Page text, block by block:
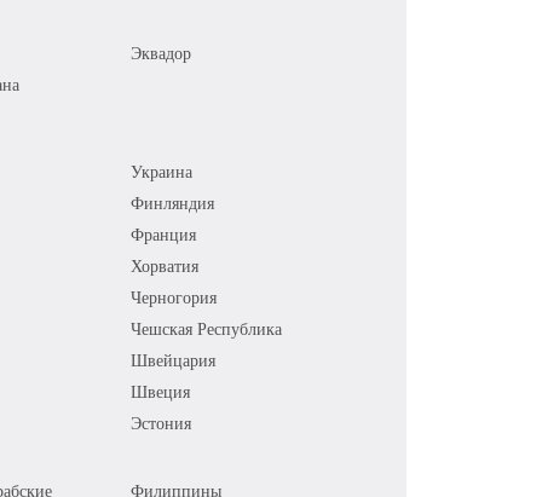
Эквадор
Украина
Финляндия
Франция
Хорватия
Черногория
Чешская Республика
Швейцария
Швеция
Эстония
Филиппины